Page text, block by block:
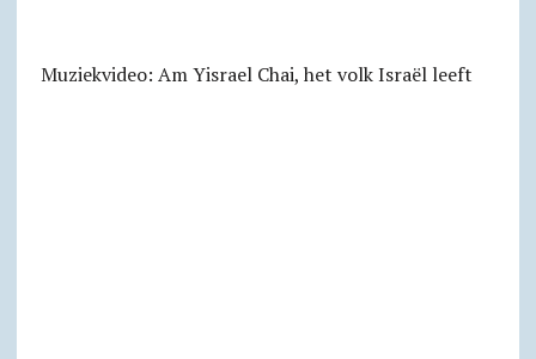
Muziekvideo: Am Yisrael Chai, het volk Israël leeft